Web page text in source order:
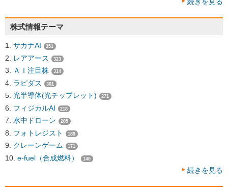
株式情報テーマ
サカナAI 351
レアアース 323
ＡＩ注目株 314
ラピダス 301
光半導体(光チップレット) 271
フィジカルAI 218
水中ドローン 205
フォトレジスト 189
クレーンゲーム 171
e-fuel（合成燃料） 140
続きを見る